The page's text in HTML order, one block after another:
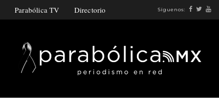
Parabólica TV Directorio Síguenos: